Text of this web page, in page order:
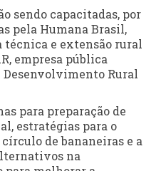
sendo capacitadas, por
pela Humana Brasil,
e extensão rural
empresa pública
Rural
para preparação de
estratégias para o
de bananeiras e a
na